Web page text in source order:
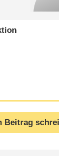
Beitrag